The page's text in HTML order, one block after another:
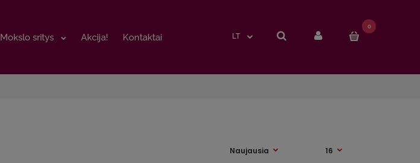
Mokslo sritys Akcija! Kontaktai LT
0
Mokslo sritys Akcija! Kontaktai LT
0